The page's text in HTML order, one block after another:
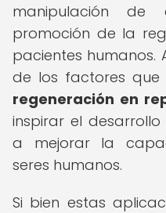
manipulación
promoción de la
pacientes humanos.
de los factores que
regeneración en
inspirar el
a mejorar la
seres humanos.
Si bien estas